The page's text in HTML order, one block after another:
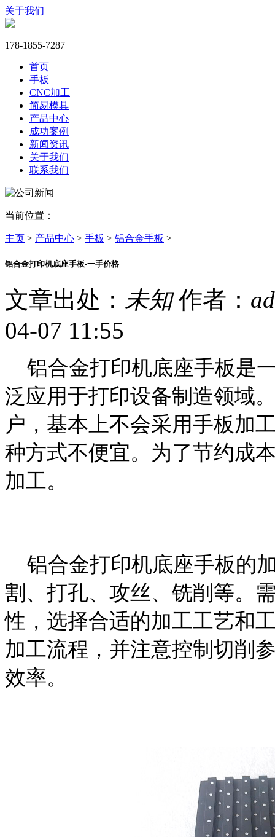
关于我们
178-1855-7287
首页
手板
CNC加工
简易模具
产品中心
成功案例
新闻资讯
关于我们
联系我们
当前位置：
主页 > 产品中心 > 手板 > 铝合金手板 >
铝合金打印机底座手板-一手价格
文章出处： 未知 作者：
04-07 11:55
铝合金打印机底座手板是
泛应用于打印设备制造领域
户，基本上不会采用手板加
种方式不便宜。为了节约成
加工。
铝合金打印机底座手板的
割、打孔、攻丝、铣削等。
性，选择合适的加工工艺和
加工流程，并注意控制切削
效率。